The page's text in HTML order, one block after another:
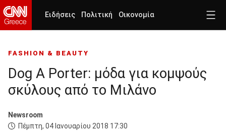
Ειδήσεις Πολιτική Οικονομία
FASHION & BEAUTY
Dog A Porter: μόδα για κομψούς
σκύλους από το Μιλάνο
Newsroom
Πέμπτη, 04 Ιανουαρίου 2018 17:30